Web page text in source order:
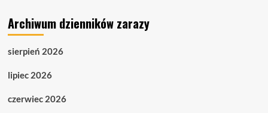
Archiwum dzienników zarazy
sierpień 2026
lipiec 2026
czerwiec 2026